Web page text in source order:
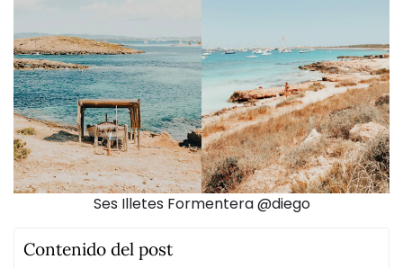
Ses Illetes Formentera @diego
Contenido del post